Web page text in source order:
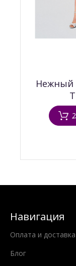
Нежный
Навигация
Оплата и доставка
Блог